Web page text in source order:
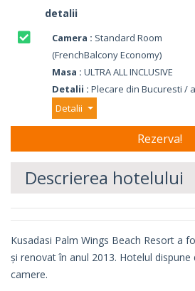
detalii
Camera : Standard Room
(FrenchBalcony Economy)
Masa : ULTRA ALL INCLUSIVE
Detalii : Plecare din Bucuresti /
Detalii
Descrierea hotelului
Kusadasi Palm Wings Beach Resort a
și renovat în anul 2013. Hotelul
camere.